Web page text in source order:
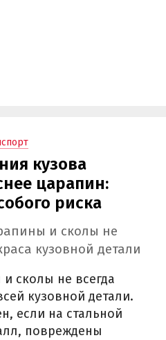
кузова
царапин:
риска
и сколы не
кузовной детали
сколы не всегда
кузовной детали.
если на стальной
повреждены